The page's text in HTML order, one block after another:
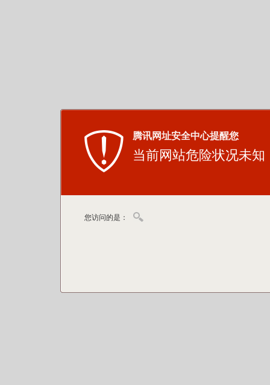
腾讯网址安全中心提醒您
当前网站危险状况未知
您访问的是：